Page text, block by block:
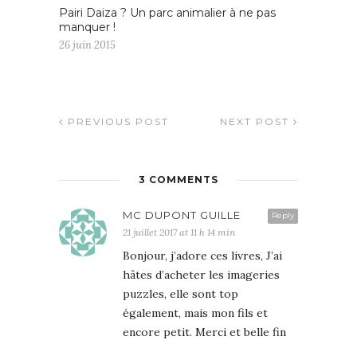
Pairi Daiza ? Un parc animalier à ne pas
manquer !
26 juin 2015
PREVIOUS POST NEXT POST
3 COMMENTS
Reply
MC DUPONT GUILLE
21 juillet 2017 at 11 h 14 min
Bonjour, j’adore ces livres, J’ai
hâtes d’acheter les imageries
puzzles, elle sont top
également, mais mon fils et
encore petit. Merci et belle fin